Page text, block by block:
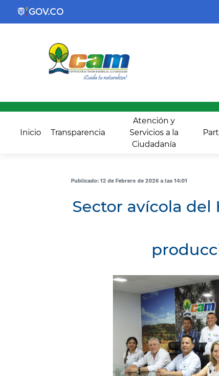
Inicio Transparencia
Atención y
Servicios a la
Ciudadanía
Publicado: 12 de Febrero de 2026 a las 14:01
Sector avícola del